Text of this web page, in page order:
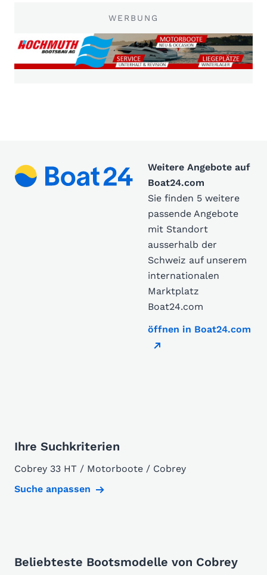
WERBUNG
Weitere Angebote auf
Boat24.com
Sie finden 5 weitere
passende Angebote
mit Standort
ausserhalb der
Schweiz auf unserem
internationalen
Marktplatz
Boat24.com
öffnen in Boat24.com
Ihre Suchkriterien
Cobrey 33 HT / Motorboote / Cobrey
Suche anpassen
Beliebteste Bootsmodelle von Cobrey